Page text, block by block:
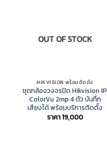
OUT OF STOCK
HIKVISION พร้อมติดตั้ง
ชุดกล้องวงจรปิด Hikvision IP
ColorVu 2mp 4 ตัว บันทึก
เสียงได้ พร้อมบริการติดตั้ง
ราคา19,000